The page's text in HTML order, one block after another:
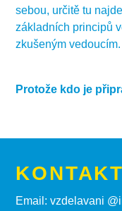
sebou, určitě tu
základních principů
zkušeným vedoucím.
Protože kdo je
KONTAKT
Email: vzdelavani